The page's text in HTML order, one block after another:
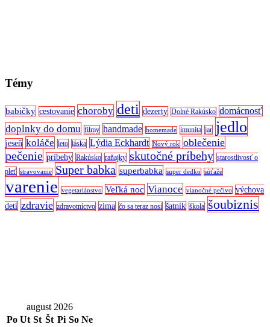
Témy
babičky cestovanie choroby deti dezerty Dolné Rakúsko domácnosť
doplnky do domu filmy handmade homemade imunita jar jedlo
jeseň koláče leto láska Lýdia Eckhardt Nový rok oblečenie
pečenie príbehy Rakúsko raňajky skutočné príbehy starostlivosť o
pleť stravovanie Super babka superbabka super dedko súťaže
varenie vegetariánstvo Veľká noc Vianoce vianočné pečivo
výchova
detí zdravie zdravotníctvo zima čo sa teraz nosí šatník škola šoubiznis
august 2026
Po Ut St Št Pi So Ne